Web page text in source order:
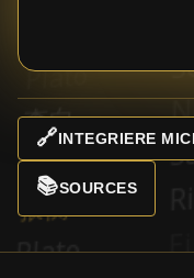
🔗INTEGRIERE
📚SOURCES